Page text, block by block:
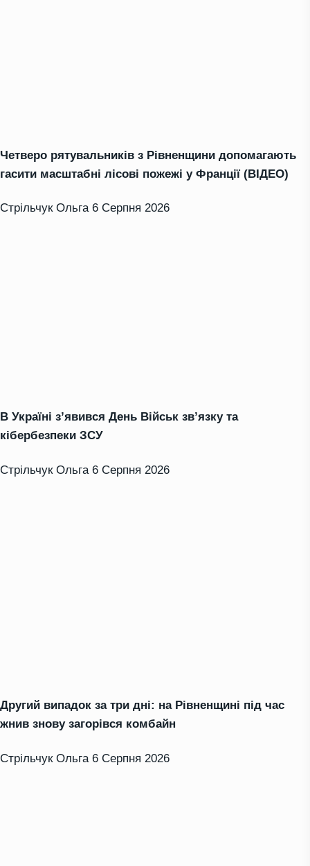
Четверо рятувальників з Рівненщини допомагають
гасити масштабні лісові пожежі у Франції (ВІДЕО)
Стрільчук Ольга 6 Серпня 2026
В Україні з’явився День Військ зв’язку та
кібербезпеки ЗСУ
Стрільчук Ольга 6 Серпня 2026
Другий випадок за три дні: на Рівненщині під час
жнив знову загорівся комбайн
Стрільчук Ольга 6 Серпня 2026